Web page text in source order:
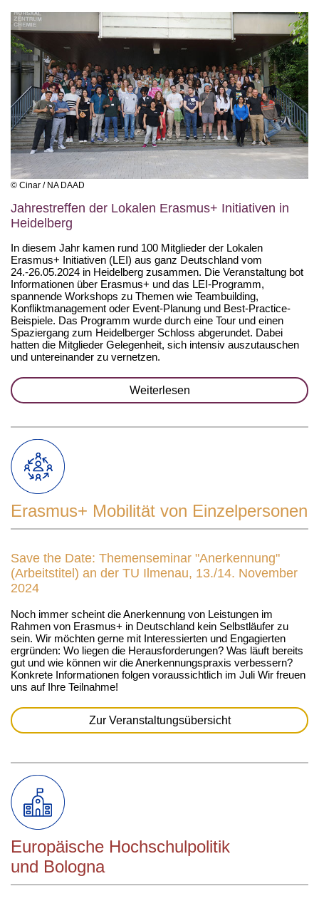
© Cinar / NA DAAD
Jahrestreffen der Lokalen Erasmus+ Initiativen in
Heidelberg
In diesem Jahr kamen rund 100 Mitglieder der Lokalen
Erasmus+ Initiativen (LEI) aus ganz Deutschland vom
24.-26.05.2024 in Heidelberg zusammen. Die Veranstaltung bot
Informationen über Erasmus+ und das LEI-Programm,
spannende Workshops zu Themen wie Teambuilding,
Konfliktmanagement oder Event-Planung und Best-Practice-
Beispiele. Das Programm wurde durch eine Tour und einen
Spaziergang zum Heidelberger Schloss abgerundet. Dabei
hatten die Mitglieder Gelegenheit, sich intensiv auszutauschen
und untereinander zu vernetzen.
Weiterlesen
Erasmus+ Mobilität von Einzelpersonen
Save the Date: Themenseminar "Anerkennung"
(Arbeitstitel) an der TU Ilmenau, 13./14. November
2024
Noch immer scheint die Anerkennung von Leistungen im
Rahmen von Erasmus+ in Deutschland kein Selbstläufer zu
sein. Wir möchten gerne mit Interessierten und Engagierten
ergründen: Wo liegen die Herausforderungen? Was läuft bereits
gut und wie können wir die Anerkennungspraxis verbessern?
Konkrete Informationen folgen voraussichtlich im Juli Wir freuen
uns auf Ihre Teilnahme!
Zur Veranstaltungsübersicht
Europäische Hochschulpolitik
und Bologna